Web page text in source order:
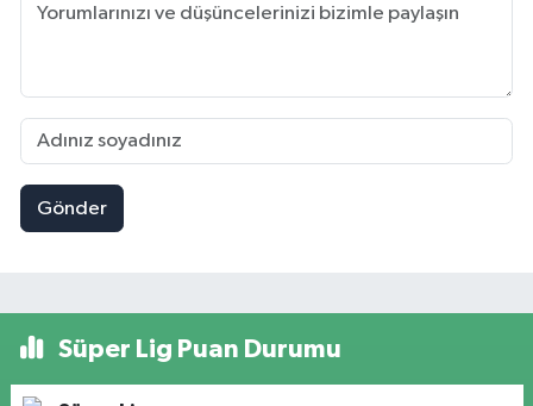
Gönder
Süper Lig Puan Durumu